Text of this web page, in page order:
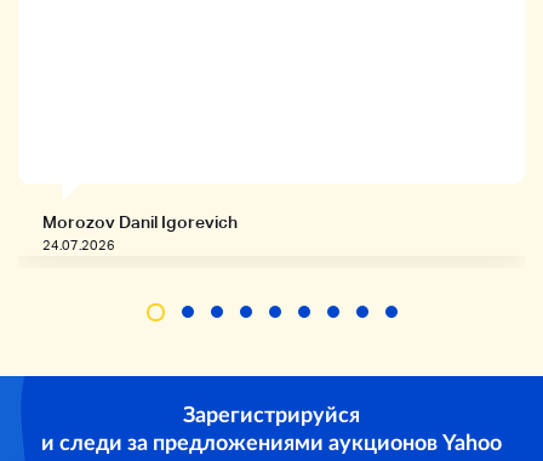
Morozov Danil Igorevich
24.07.2026
Зарегистрируйся
и следи за предложениями аукционов Yahoo